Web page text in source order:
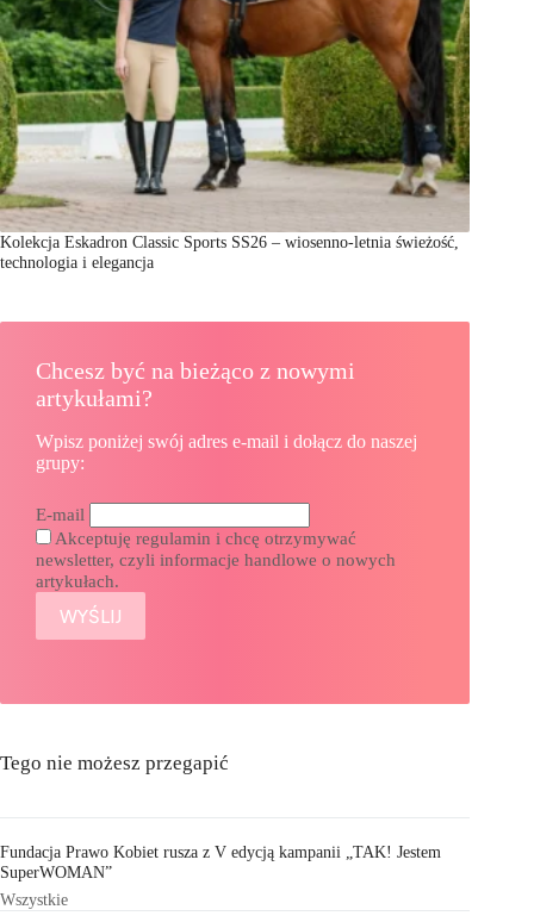
Kolekcja Eskadron Classic Sports SS26 – wiosenno-letnia świeżość,
technologia i elegancja
Chcesz być na bieżąco z nowymi
artykułami?
Wpisz poniżej swój adres e-mail i dołącz do naszej
grupy:
E-mail
Akceptuję regulamin i chcę otrzymywać
newsletter, czyli informacje handlowe o nowych
artykułach.
Tego nie możesz przegapić
Fundacja Prawo Kobiet rusza z V edycją kampanii „TAK! Jestem
SuperWOMAN”
Wszystkie